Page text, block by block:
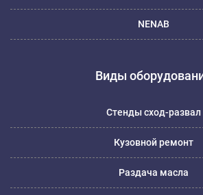
NENAB
Виды
Стенды сход-развал
Кузовной ремонт
Раздача масла